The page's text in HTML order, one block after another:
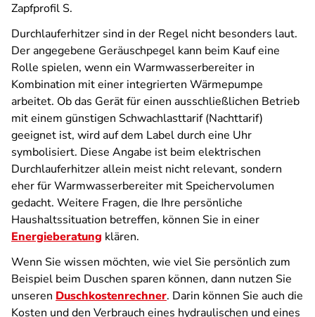
Zapfprofil S.
Durchlauferhitzer sind in der Regel nicht besonders laut.
Der angegebene Geräuschpegel kann beim Kauf eine
Rolle spielen, wenn ein Warmwasserbereiter in
Kombination mit einer integrierten Wärmepumpe
arbeitet. Ob das Gerät für einen ausschließlichen Betrieb
mit einem günstigen Schwachlasttarif (Nachttarif)
geeignet ist, wird auf dem Label durch eine Uhr
symbolisiert. Diese Angabe ist beim elektrischen
Durchlauferhitzer allein meist nicht relevant, sondern
eher für Warmwasserbereiter mit Speichervolumen
gedacht. Weitere Fragen, die Ihre persönliche
Haushaltssituation betreffen, können Sie in einer
Energieberatung klären.
Wenn Sie wissen möchten, wie viel Sie persönlich zum
Beispiel beim Duschen sparen können, dann nutzen Sie
unseren Duschkostenrechner. Darin können Sie auch die
Kosten und den Verbrauch eines hydraulischen und eines